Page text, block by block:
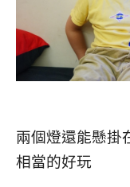
兩個燈還能懸掛
相當的好玩